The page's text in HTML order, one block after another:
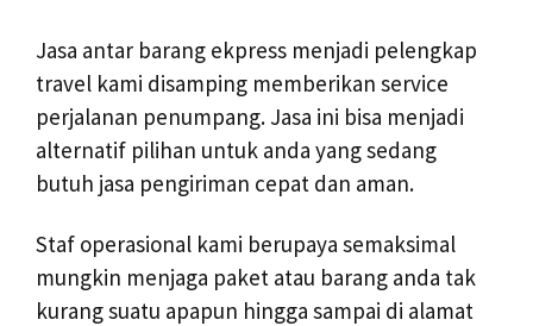
Jasa antar barang ekpress menjadi pelengkap
travel kami disamping memberikan service
perjalanan penumpang. Jasa ini bisa menjadi
alternatif pilihan untuk anda yang sedang
butuh jasa pengiriman cepat dan aman.
Staf operasional kami berupaya semaksimal
mungkin menjaga paket atau barang anda tak
kurang suatu apapun hingga sampai di alamat